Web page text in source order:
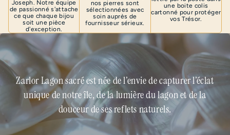
Joseph. Notre équipe
de passionné s'attache
ce que chaque bijou
soit une pièce
d'exception.
nos pierres sont
sélectionnées avec
soin auprès de
fournisseur sérieux.
une boite colis
cartonné pour protéger
vos Trésor.
Zarlor Lagon sacré est née de l’envie de capturer l’éclat
unique de notre île, de la lumière du lagon et de la
douceur de ses reflets naturels.